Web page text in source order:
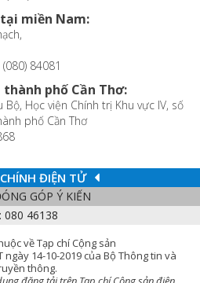
miền Nam:
84081
phố Cần Thơ:
Học viện Chính trị Khu vực IV, số
phố Cần Thơ
ĐIỆN TỬ
GÓP Ý KIẾN
080 46138
về Tạp chí Cộng sản
ngày 14-10-2019 của Bộ Thông tin và
thông.